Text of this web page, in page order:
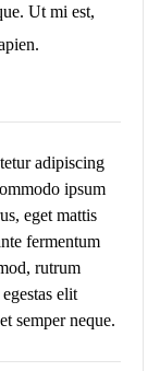
Ut mi est,
adipiscing
ipsum
eget mattis
fermentum
rutrum
elit
semper neque.